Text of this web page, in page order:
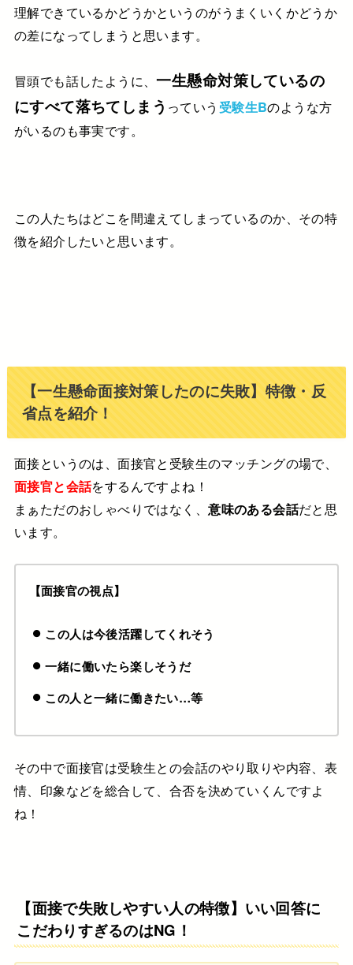
理解できているかどうかというのがうまくいくかどうか
の差になってしまうと思います。
冒頭でも話したように、一生懸命対策しているの
にすべて落ちてしまう っていう 受験生Bのような方
がいるのも事実です。
この人たちはどこを間違えてしまっているのか、 その特
徴を紹介したいと思います。
【一生懸命面接対策したのに失敗】特徴・反
省点を紹介！
面接というのは、面接官と受験生のマッチングの場で、
面接官と会話をするんですよね！
まぁただのおしゃべりではなく、意味のある会話だと思
います。
【面接官の視点】
この人は今後活躍してくれそう
一緒に働いたら楽しそうだ
この人と一緒に働きたい…等
その中で面接官は受験生との会話のやり取りや内容、表
情、印象などを総合して、合否を決めていくんですよ
ね！
【面接で失敗しやすい人の特徴】いい回答に
こだわりすぎるのはNG！